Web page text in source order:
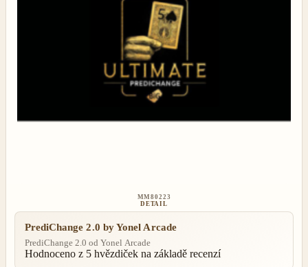
MM80223
DETAIL
PrediChange 2.0 by Yonel Arcade
PrediChange 2.0 od Yonel Arcade
Hodnoceno z 5 hvězdiček na základě recenzí